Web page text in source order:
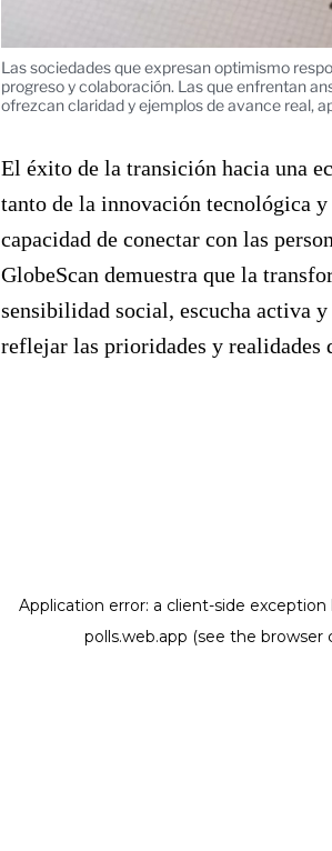
Las sociedades que expresan optimismo
progreso y colaboración. Las que enfrentan
ofrezcan claridad y ejemplos de avance real,
El éxito de la transición hacia una
tanto de la innovación tecnológica
capacidad de conectar con las
GlobeScan demuestra que la
sensibilidad social, escucha activa
reflejar las prioridades y realidades